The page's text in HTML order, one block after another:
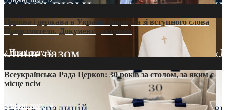
Церква і держава в Україні: формула зі вступного слова
Предстоятеля. Документ доктрини
3 тижні тому15
Всеукраїнська Рада Церков: 30 років за столом, за яким є
місце всім
3 тижні тому14